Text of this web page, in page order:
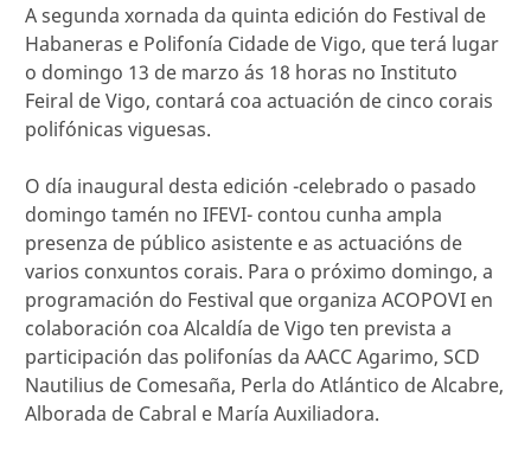
A segunda xornada da quinta edición do Festival de
Habaneras e Polifonía Cidade de Vigo, que terá lugar
o domingo 13 de marzo ás 18 horas no Instituto
Feiral de Vigo, contará coa actuación de cinco corais
polifónicas viguesas.
O día inaugural desta edición -celebrado o pasado
domingo tamén no IFEVI- contou cunha ampla
presenza de público asistente e as actuacións de
varios conxuntos corais. Para o próximo domingo, a
programación do Festival que organiza ACOPOVI en
colaboración coa Alcaldía de Vigo ten prevista a
participación das polifonías da AACC Agarimo, SCD
Nautilius de Comesaña, Perla do Atlántico de Alcabre,
Alborada de Cabral e María Auxiliadora.